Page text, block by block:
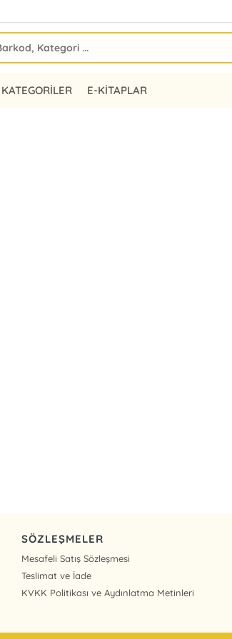
KATEGORİLER E-KİTAPLAR
SÖZLEŞMELER
Mesafeli Satış Sözleşmesi
Teslimat ve İade
KVKK Politikası ve Aydınlatma Metinleri